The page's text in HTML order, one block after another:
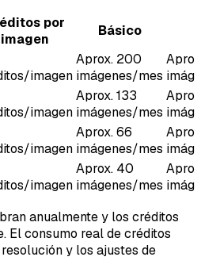
por
imagen
Básico
imagen
Aprox. 200
imágenes/mes
imagen
Aprox. 133
imágenes/mes
imagen
Aprox. 66
imágenes/mes
imagen
Aprox. 40
imágenes/mes
anualmente y los créditos
El consumo real de créditos
y los ajustes de